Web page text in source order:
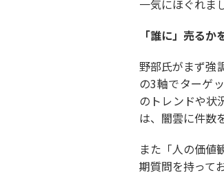
一気にほぐれま
「誰に」売るか
野部氏がまず強
の3軸でターゲ
のトレンドや
は、闇雲に件数
また「人の価値
期質問を持って